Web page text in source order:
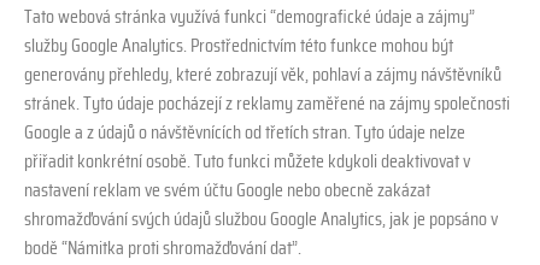
Tato webová stránka využívá funkci “demografické údaje a zájmy”
služby Google Analytics. Prostřednictvím této funkce mohou být
generovány přehledy, které zobrazují věk, pohlaví a zájmy návštěvníků
stránek. Tyto údaje pocházejí z reklamy zaměřené na zájmy společnosti
Google a z údajů o návštěvnících od třetích stran. Tyto údaje nelze
přiřadit konkrétní osobě. Tuto funkci můžete kdykoli deaktivovat v
nastavení reklam ve svém účtu Google nebo obecně zakázat
shromažďování svých údajů službou Google Analytics, jak je popsáno v
bodě “Námitka proti shromažďování dat”.